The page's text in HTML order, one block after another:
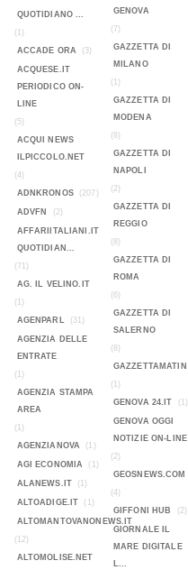
QUOTIDIANO ...
(1)
ACCADE ORA
(3)
ACQUESE.IT
PERIODICO ON-
LINE
(5)
ACQUI NEWS
ILPICCOLO.NET
(4)
ADNKRONOS
(207)
ADVFN (2)
AFFARIITALIANI.IT
QUOTIDIAN...
(71)
AG. IL VELINO.IT
(1)
AGENPARL
(31)
AGENZIA DELLE
ENTRATE
(1)
AGENZIA STAMPA
AREA
(1)
AGENZIANOVA
(1)
AGI ECONOMIA (1)
ALANEWS.IT (1)
ALTOADIGE.IT (1)
ALTOMANTOVANONEWS.IT
(12)
ALTOMOLISE.NET
GENOVA
(7)
GAZZETTA DI
MILANO
(1)
GAZZETTA DI
MODENA
(8)
GAZZETTA DI
NAPOLI
(2)
GAZZETTA DI
REGGIO
(8)
GAZZETTA DI
ROMA
(6)
GAZZETTA DI
SALERNO
(8)
GAZZETTAMATIN
(1)
GENOVA 24.IT
(1)
GENOVA OGGI
NOTIZIE ON-LINE
(2)
GEOSNEWS.COM
(4)
GIFFONI HUB
(2)
GIORNALE IL
MARE DIGITALE
L...